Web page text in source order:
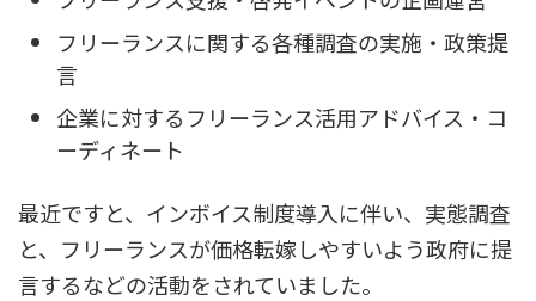
フリーランスに関する各種調査の実施・政策提
言
企業に対するフリーランス活用アドバイス・コ
ーディネート
最近ですと、インボイス制度導入に伴い、実態調査
と、フリーランスが価格転嫁しやすいよう政府に提
言するなどの活動をされていました。